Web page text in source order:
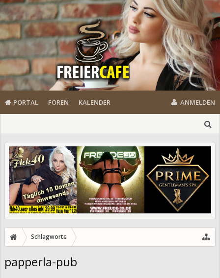
PORTAL FOREN KALENDER ANMELDEN
Schlagworte
papperla-pub